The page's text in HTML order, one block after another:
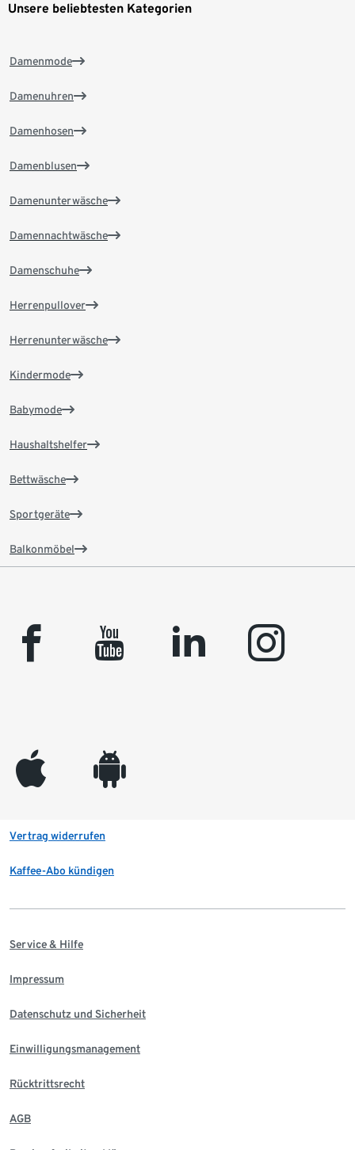
Unsere beliebtesten Kategorien
Damenmode
Damenuhren
Damenhosen
Damenblusen
Damenunterwäsche
Damennachtwäsche
Damenschuhe
Herrenpullover
Herrenunterwäsche
Kindermode
Babymode
Haushaltshelfer
Bettwäsche
Sportgeräte
Balkonmöbel
facebook youtube linkedin instagram
appleinc android
Vertrag widerrufen
Kaffee-Abo kündigen
Service & Hilfe
Impressum
Datenschutz und Sicherheit
Einwilligungsmanagement
Rücktrittsrecht
AGB